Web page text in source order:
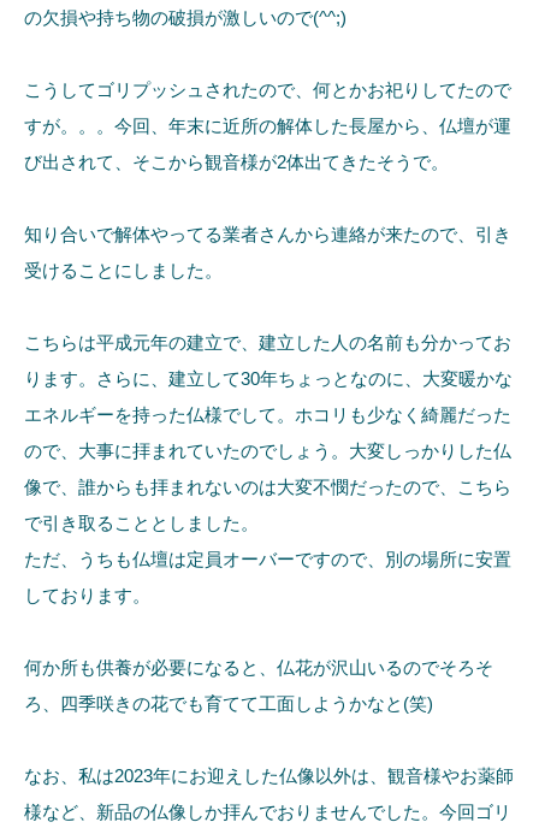
の欠損や持ち物の破損が激しいので(^^;)
こうしてゴリプッシュされたので、何とかお祀りしてたので
すが。。。今回、年末に近所の解体した長屋から、仏壇が運
び出されて、そこから観音様が2体出てきたそうで。
知り合いで解体やってる業者さんから連絡が来たので、引き
受けることにしました。
こちらは平成元年の建立で、建立した人の名前も分かってお
ります。さらに、建立して30年ちょっとなのに、大変暖かな
エネルギーを持った仏様でして。ホコリも少なく綺麗だった
ので、大事に拝まれていたのでしょう。大変しっかりした仏
像で、誰からも拝まれないのは大変不憫だったので、こちら
で引き取ることとしました。
ただ、うちも仏壇は定員オーバーですので、別の場所に安置
しております。
何か所も供養が必要になると、仏花が沢山いるのでそろそ
ろ、四季咲きの花でも育てて工面しようかなと(笑)
なお、私は2023年にお迎えした仏像以外は、観音様やお薬師
様など、新品の仏像しか拝んでおりませんでした。今回ゴリ